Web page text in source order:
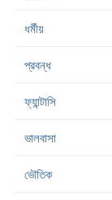
ধর্মীয়
প্রবন্ধ
ফ্যান্টাসি
ভালবাসা
ভৌতিক